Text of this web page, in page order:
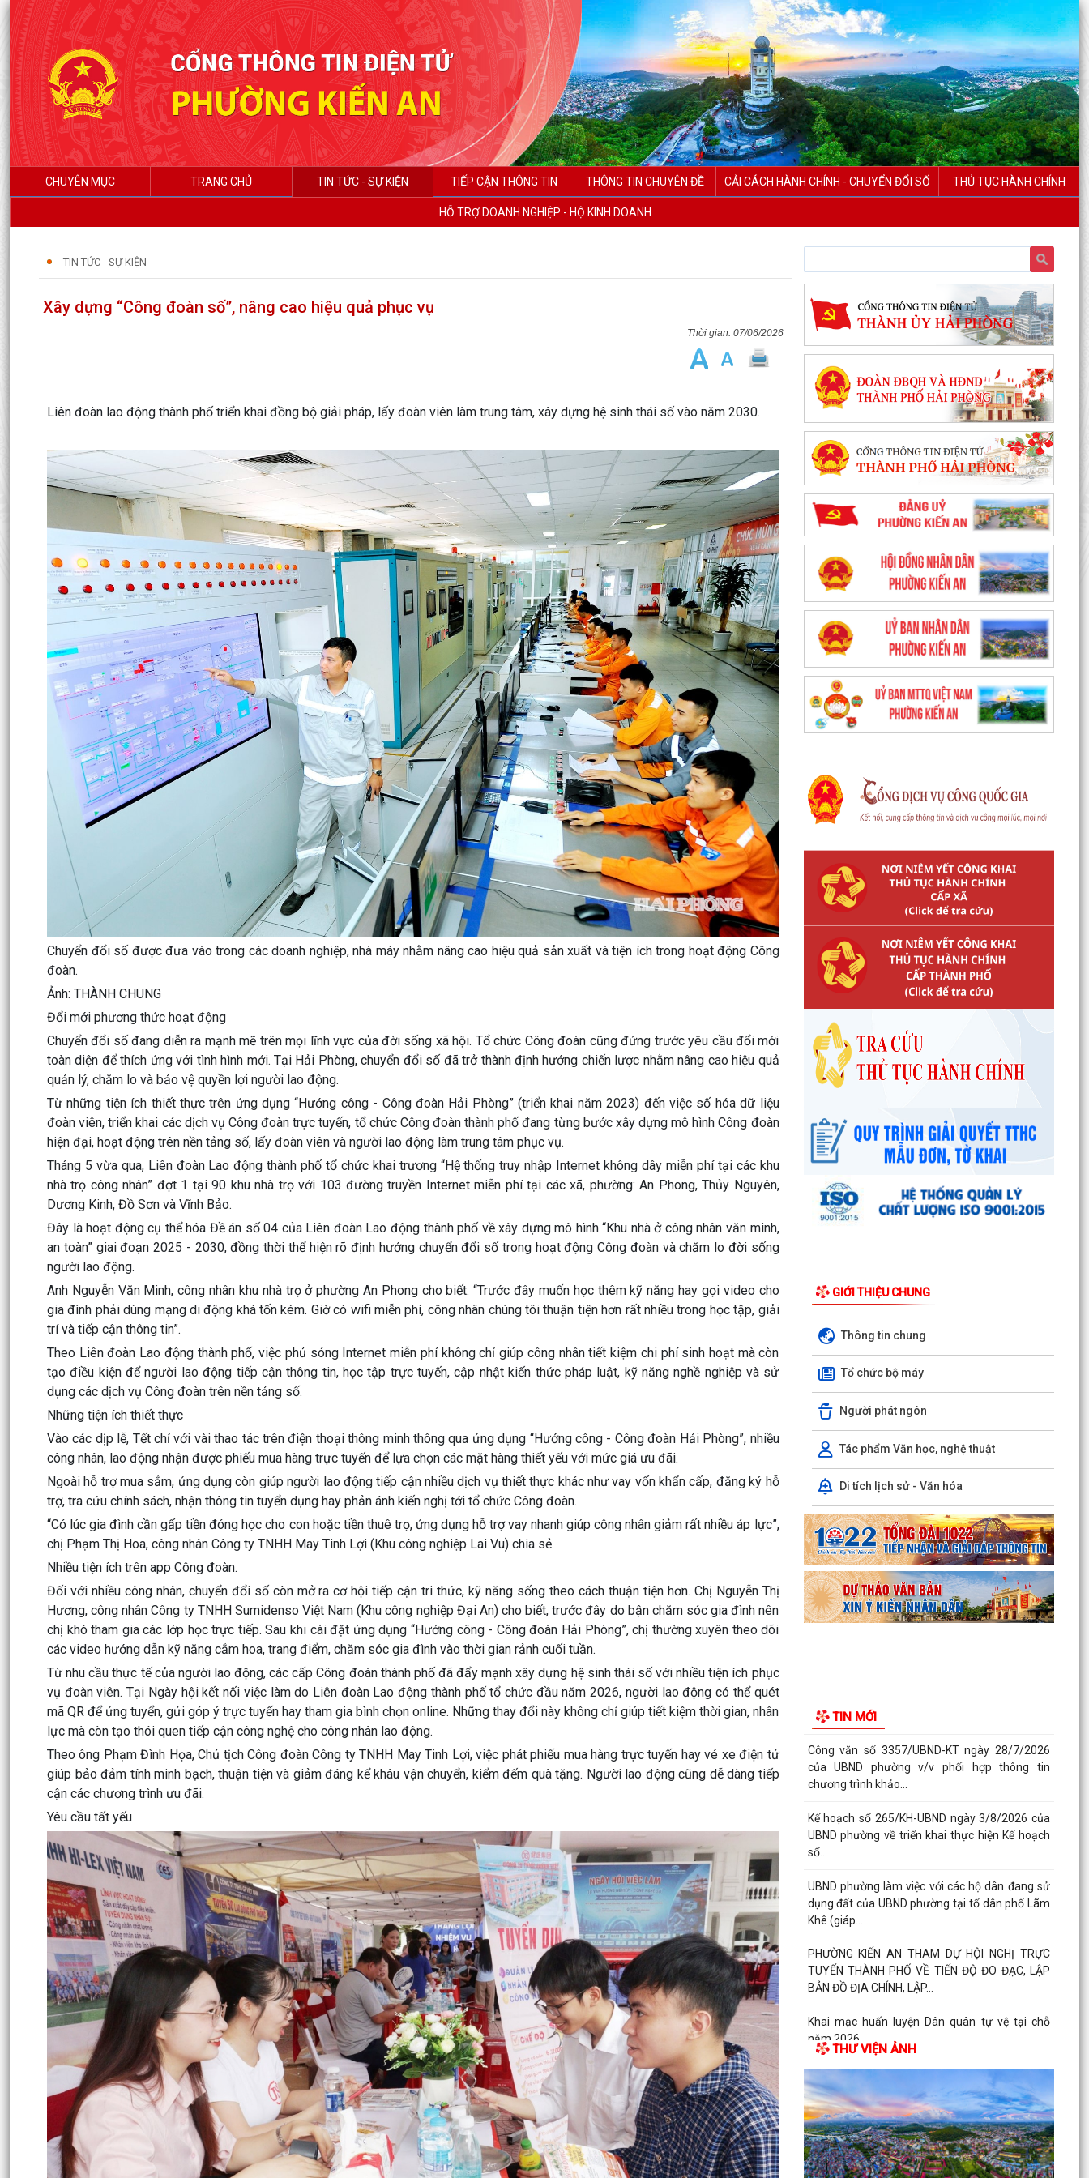
CHUYÊN MỤC TRANG CHỦ TIN TỨC - SỰ KIỆN TIẾP CẬN THÔNG TIN THÔNG TIN CHUYÊN ĐỀ CẢI CÁCH HÀNH CHÍNH - CHUYỂN ĐỔI SỐ THỦ TỤC HÀNH CHÍNH
HỖ TRỢ DOANH NGHIỆP - HỘ KINH DOANH
TIN TỨC - SỰ KIỆN
Xây dựng “Công đoàn số”, nâng cao hiệu quả phục vụ
07/06/2026
Liên đoàn lao động thành phố triển khai đồng bộ giải pháp, lấy đoàn viên làm trung tâm, xây dựng hệ sinh thái số vào năm 2030.
Chuyển đổi số được đưa vào trong các doanh nghiệp, nhà máy nhằm nâng cao hiệu quả sản xuất và tiện ích trong hoạt động Công
đoàn.
Ảnh: THÀNH CHUNG
Đổi mới phương thức hoạt động
Chuyển đổi số đang diễn ra mạnh mẽ trên mọi lĩnh vực của đời sống xã hội. Tổ chức Công đoàn cũng đứng trước yêu cầu đổi mới
toàn diện để thích ứng với tình hình mới. Tại Hải Phòng, chuyển đổi số đã trở thành định hướng chiến lược nhằm nâng cao hiệu quả
quản lý, chăm lo và bảo vệ quyền lợi người lao động.
Từ những tiện ích thiết thực trên ứng dụng “Hướng công - Công đoàn Hải Phòng” (triển khai năm 2023) đến việc số hóa dữ liệu
đoàn viên, triển khai các dịch vụ Công đoàn trực tuyến, tổ chức Công đoàn thành phố đang từng bước xây dựng mô hình Công đoàn
hiện đại, hoạt động trên nền tảng số, lấy đoàn viên và người lao động làm trung tâm phục vụ.
Tháng 5 vừa qua, Liên đoàn Lao động thành phố tổ chức khai trương “Hệ thống truy nhập Internet không dây miễn phí tại các khu
nhà trọ công nhân” đợt 1 tại 90 khu nhà trọ với 103 đường truyền Internet miễn phí tại các xã, phường: An Phong, Thủy Nguyên,
Dương Kinh, Đồ Sơn và Vĩnh Bảo.
Đây là hoạt động cụ thể hóa Đề án số 04 của Liên đoàn Lao động thành phố về xây dựng mô hình “Khu nhà ở công nhân văn minh,
an toàn” giai đoạn 2025 - 2030, đồng thời thể hiện rõ định hướng chuyển đổi số trong hoạt động Công đoàn và chăm lo đời sống
người lao động.
Anh Nguyễn Văn Minh, công nhân khu nhà trọ ở phường An Phong cho biết: “Trước đây muốn học thêm kỹ năng hay gọi video cho
gia đình phải dùng mạng di động khá tốn kém. Giờ có wifi miễn phí, công nhân chúng tôi thuận tiện hơn rất nhiều trong học tập, giải
trí và tiếp cận thông tin”.
Theo Liên đoàn Lao động thành phố, việc phủ sóng Internet miễn phí không chỉ giúp công nhân tiết kiệm chi phí sinh hoạt mà còn
tạo điều kiện để người lao động tiếp cận thông tin, học tập trực tuyến, cập nhật kiến thức pháp luật, kỹ năng nghề nghiệp và sử
dụng các dịch vụ Công đoàn trên nền tảng số.
Những tiện ích thiết thực
Vào các dịp lễ, Tết chỉ với vài thao tác trên điện thoại thông minh thông qua ứng dụng “Hướng công - Công đoàn Hải Phòng”, nhiều
công nhân, lao động nhận được phiếu mua hàng trực tuyến để lựa chọn các mặt hàng thiết yếu với mức giá ưu đãi.
Ngoài hỗ trợ mua sắm, ứng dụng còn giúp người lao động tiếp cận nhiều dịch vụ thiết thực khác như vay vốn khẩn cấp, đăng ký hỗ
trợ, tra cứu chính sách, nhận thông tin tuyển dụng hay phản ánh kiến nghị tới tổ chức Công đoàn.
“Có lúc gia đình cần gấp tiền đóng học cho con hoặc tiền thuê trọ, ứng dụng hỗ trợ vay nhanh giúp công nhân giảm rất nhiều áp lực”,
chị Phạm Thị Hoa, công nhân Công ty TNHH May Tinh Lợi (Khu công nghiệp Lai Vu) chia sẻ.
Nhiều tiện ích trên app Công đoàn.
Đối với nhiều công nhân, chuyển đổi số còn mở ra cơ hội tiếp cận tri thức, kỹ năng sống theo cách thuận tiện hơn. Chị Nguyễn Thị
Hương, công nhân Công ty TNHH Sumidenso Việt Nam (Khu công nghiệp Đại An) cho biết, trước đây do bận chăm sóc gia đình nên
chị khó tham gia các lớp học trực tiếp. Sau khi cài đặt ứng dụng “Hướng công - Công đoàn Hải Phòng”, chị thường xuyên theo dõi
các video hướng dẫn kỹ năng cắm hoa, trang điểm, chăm sóc gia đình vào thời gian rảnh cuối tuần.
Từ nhu cầu thực tế của người lao động, các cấp Công đoàn thành phố đã đẩy mạnh xây dựng hệ sinh thái số với nhiều tiện ích phục
vụ đoàn viên. Tại Ngày hội kết nối việc làm do Liên đoàn Lao động thành phố tổ chức đầu năm 2026, người lao động có thể quét
mã QR để ứng tuyển, gửi góp ý trực tuyến hay tham gia bình chọn online. Những thay đổi này không chỉ giúp tiết kiệm thời gian, nhân
lực mà còn tạo thói quen tiếp cận công nghệ cho công nhân lao động.
Theo ông Phạm Đình Họa, Chủ tịch Công đoàn Công ty TNHH May Tinh Lợi, việc phát phiếu mua hàng trực tuyến hay vé xe điện tử
giúp bảo đảm tính minh bạch, thuận tiện và giảm đáng kể khâu vận chuyển, kiểm đếm quà tặng. Người lao động cũng dễ dàng tiếp
cận các chương trình ưu đãi.
Yêu cầu tất yếu
GIỚI THIỆU CHUNG
Thông tin chung
Tổ chức bộ máy
Người phát ngôn
Tác phẩm Văn học, nghệ thuật
Di tích lịch sử - Văn hóa
TIN MỚI
Công văn số 3385/UBND-KT ngày 29/7/2026
của UBND phường v/v công khai Quyết định của
Chủ tịch Ủy...
sau Kỳ họp thường lệ giữa năm 2026 HĐND
thành phố...
Công văn số: 20/CV-TYT của Trạm y tế phường
nhận...
thống và Quản trị an ninh phi truyền thống năm
2026
Công văn số 3357/UBND-KT ngày 28/7/2026
của UBND phường v/v phối hợp thông tin
Kế hoạch số 265/KH-UBND ngày 3/8/2026 của
UBND phường về triển khai thực hiện Kế hoạch
số...
UBND phường làm việc với các hộ dân đang sử
dụng đất của UBND phường tại tổ dân phố Lãm
Khê (giáp...
năm 2026
Lễ chào cờ tháng 8/2026
Thông báo số 1298/TB-UBND ngày 31/7/2026
thực hiện đấu...
Thông báo số 1298/TB-UBND ngày 31/7/2026
danh mục khu đất...
Công văn số: 3386/UBND-KT về viêc công khai
của Ủy ban...
Các chí lãnh đạo Đảng ủy, HĐND, UBND phường
tưởng niệm đồng...
Công văn số:3384/UBND-KT ngày 29/7/2026
của UBND phường v/v công khai Quyết định số
2622/QĐ-UBND...
Phường Kiến An tặng quà chúc mừng cán bộ,
chiến sĩ Lữ đoàn vận tải 653 hoàn thành xuất
sắc nhiệm vụ...
THƯ VIỆN ẢNH